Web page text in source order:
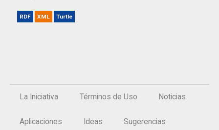
RDF XML Turtle
La Iniciativa Términos de Uso Noticias
Aplicaciones Ideas Sugerencias